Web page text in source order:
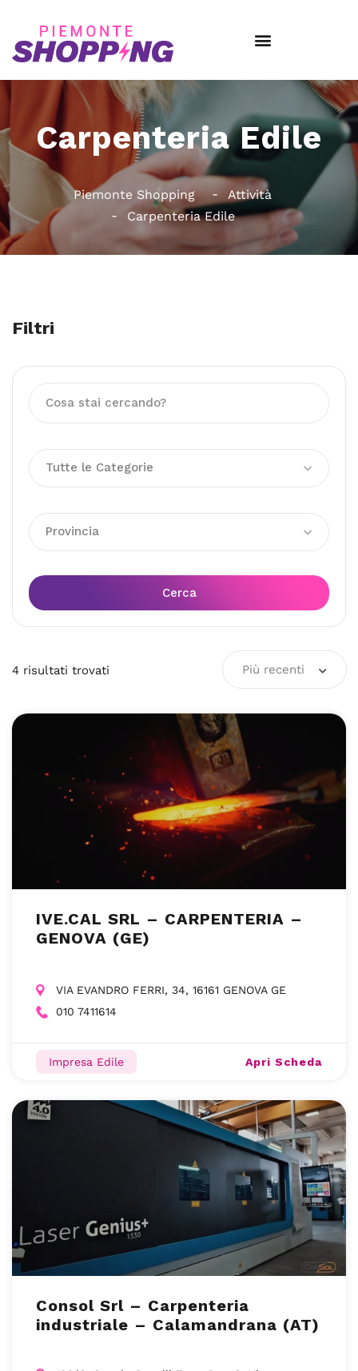
Carpenteria Edile
Piemonte Shopping
Attività
Carpenteria Edile
Filtri
Tutte le Categorie
Provincia
Cerca
4 risultati trovati Più recenti
IVE.CAL SRL – CARPENTERIA –
GENOVA (GE)
VIA EVANDRO FERRI, 34, 16161 GENOVA GE
010 7411614
Impresa Edile Apri Scheda
Consol Srl – Carpenteria
industriale – Calamandrana (AT)